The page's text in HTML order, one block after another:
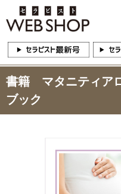
書籍 マタニティア
ブック